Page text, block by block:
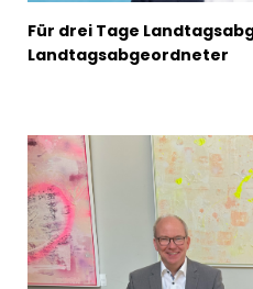
Für drei Tage
Landtagsabgeordneter